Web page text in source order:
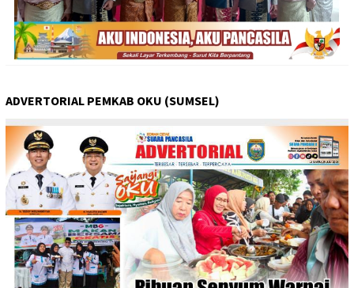
ADVERTORIAL PEMKAB OKU (SUMSEL)